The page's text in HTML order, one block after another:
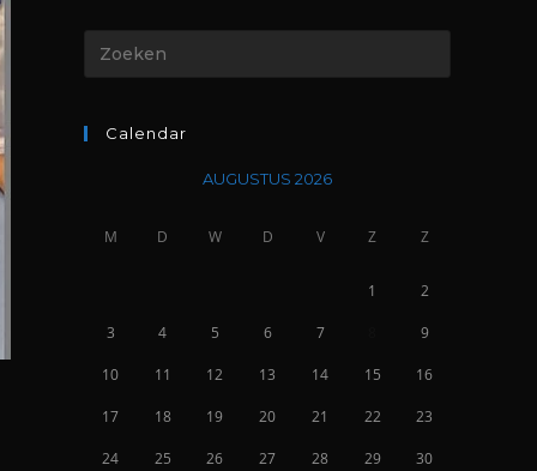
Calendar
AUGUSTUS 2026
M D W D V Z Z
1 2
3 4 5 6 7 9
10 11 12 13 14 15 16
17 18 19 20 21 22 23
24 25 26 27 28 29 30